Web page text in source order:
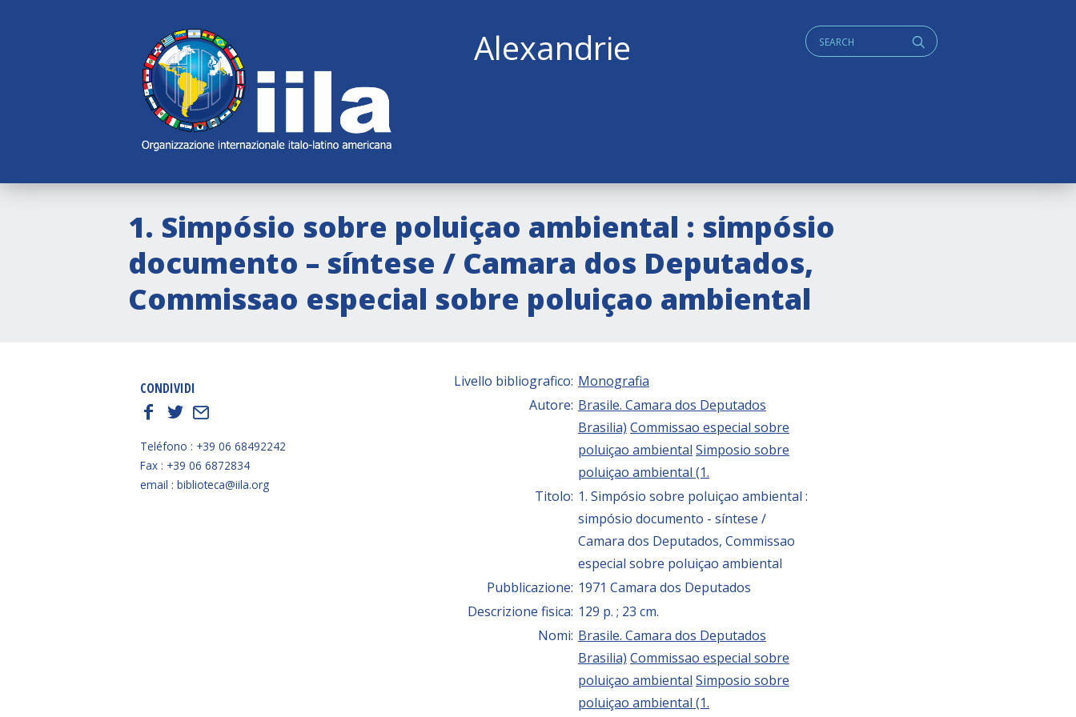
Alexandrie q
Cerca:
1. Simpósio sobre poluiçao ambiental : simpósio
documento – síntese / Camara dos Deputados,
Commissao especial sobre poluiçao ambiental
Livello bibliografico: Monografia
Autore: Brasile. Camara dos Deputados
Brasilia) Commissao especial sobre
poluiçao ambiental Simposio sobre
poluiçao ambiental (1.
Titolo: 1. Simpósio sobre poluiçao ambiental :
simpósio documento - síntese /
Camara dos Deputados, Commissao
especial sobre poluiçao ambiental
Pubblicazione: 1971 Camara dos Deputados
Descrizione fisica: 129 p. ; 23 cm.
Nomi: Brasile. Camara dos Deputados
Brasilia) Commissao especial sobre
poluiçao ambiental Simposio sobre
poluiçao ambiental (1.
CONDIVIDI
f
t E
Teléfono : +39 06 68492242
Fax : +39 06 6872834
email : biblioteca@iila.org